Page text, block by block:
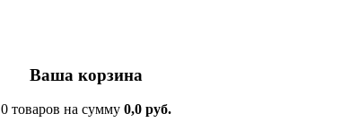
Ваша корзина
0 товаров на сумму 0,0 руб.